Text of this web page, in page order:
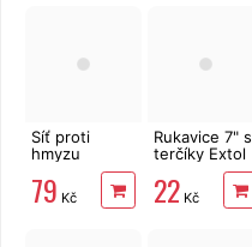
Síť proti
hmyzu
150x180 cm,
bílá, PE
79 Kč
Rukavice 7" s
terčíky Extol
22 Kč